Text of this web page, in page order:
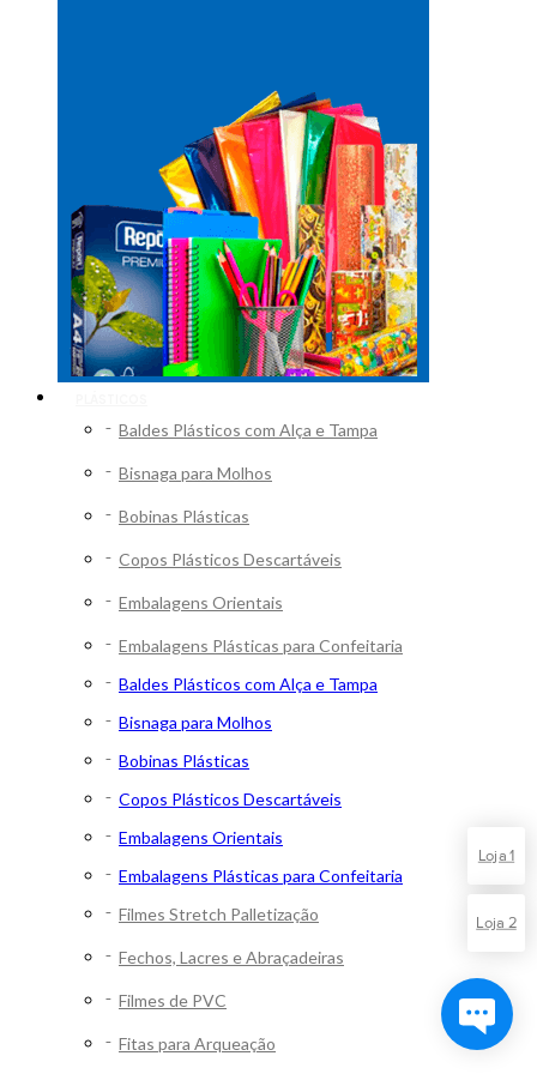
Loja 1
Loja 2
Baldes Plásticos com Alça e Tampa
Bisnaga para Molhos
Bobinas Plásticas
Copos Plásticos Descartáveis
Embalagens Orientais
Embalagens Plásticas para Confeitaria
Baldes Plásticos com Alça e Tampa
Bisnaga para Molhos
Bobinas Plásticas
Copos Plásticos Descartáveis
Embalagens Orientais
Embalagens Plásticas para Confeitaria
Filmes Stretch Palletização
Fechos, Lacres e Abraçadeiras
Filmes de PVC
Fitas para Arqueação